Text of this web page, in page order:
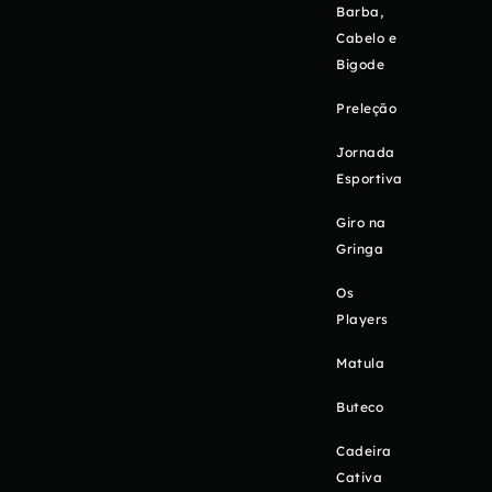
Barba,
Cabelo e
Bigode
Preleção
Jornada
Esportiva
Giro na
Gringa
Os
Players
Matula
Buteco
Cadeira
Cativa